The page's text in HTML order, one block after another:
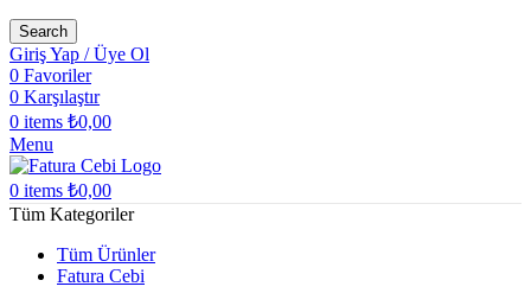
Search
Giriş Yap / Üye Ol
0 Favoriler
0 Karşılaştır
0 items ₺0,00
Menu
0 items ₺0,00
Tüm Kategoriler
Tüm Ürünler
Fatura Cebi